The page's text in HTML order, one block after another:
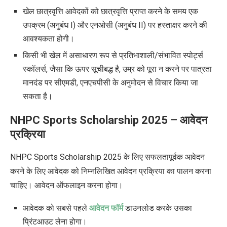
खेल छात्रवृत्ति आवेदकों को छात्रवृत्ति प्राप्त करने के समय एक
उपक्रम (अनुबंध I) और एनओसी (अनुबंध II) पर हस्ताक्षर करने की
आवश्यकता होगी।
किसी भी खेल में असाधारण रूप से प्रतिभाशाली/संभावित स्पोर्ट्स
स्कॉलर्स, जैसा कि ऊपर सूचीबद्ध है, उम्र को पूरा न करने पर पात्रता
मानदंड पर सीएमडी, एनएचपीसी के अनुमोदन से विचार किया जा
सकता है।
NHPC Sports Scholarship 2025 – आवेदन
प्रक्रिया
NHPC Sports Scholarship 2025 के लिए सफलतापूर्वक आवेदन
करने के लिए आवेदक को निम्नलिखित आवेदन प्रक्रिया का पालन करना
चाहिए। आवेदन ऑफलाइन करना होगा।
आवेदक को सबसे पहले आवेदन फॉर्म डाउनलोड करके उसका
प्रिंटआउट लेना होगा।